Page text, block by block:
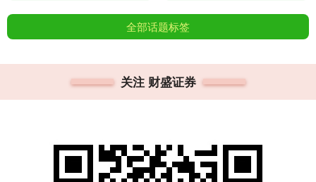
全部话题标签
关注 财盛证券